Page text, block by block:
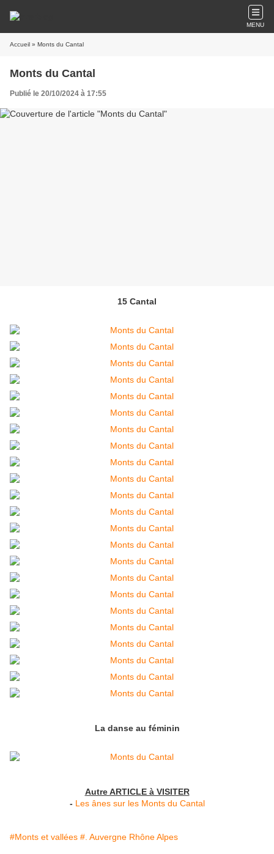
MENU
Accueil » Monts du Cantal
Monts du Cantal
Publié le 20/10/2024 à 17:55
15 Cantal
La danse au féminin
Autre ARTICLE à VISITER
- Les ânes sur les Monts du Cantal
#Monts et vallées #. Auvergne Rhône Alpes